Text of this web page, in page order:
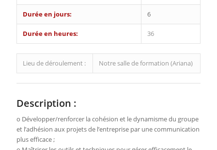
Durée en jours: 6
Durée en heures: 36
Lieu de déroulement : Notre salle de formation (Ariana)
Description :
o Développer/renforcer la cohésion et le dynamisme du groupe
et l’adhésion aux projets de l’entreprise par une communication
plus efficace ;